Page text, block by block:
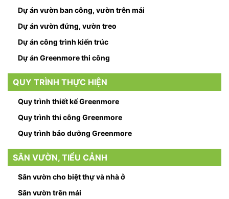
Dự án vườn ban công, vườn trên mái
Dự án vườn đứng, vườn treo
Dự án công trình kiến trúc
Dự án Greenmore thi công
QUY TRÌNH THỰC HIỆN
Quy trình thiết kế Greenmore
Quy trình thi công Greenmore
Quy trình bảo dưỡng Greenmore
SÂN VƯỜN, TIỂU CẢNH
Sân vườn cho biệt thự và nhà ở
Sân vườn trên mái